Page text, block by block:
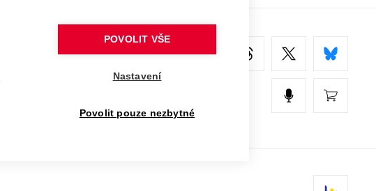
POVOLIT VŠE
Nastavení
Povolit pouze nezbytné